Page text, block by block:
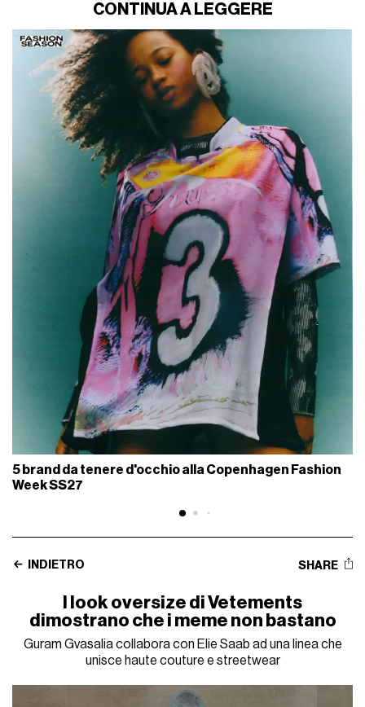
CONTINUA A LEGGERE
5 brand da tenere d'occhio alla Copenhagen Fashion
Week SS27
INDIETRO SHARE
I look oversize di Vetements
dimostrano che i meme non bastano
Guram Gvasalia collabora con Elie Saab ad una linea che
unisce haute couture e streetwear